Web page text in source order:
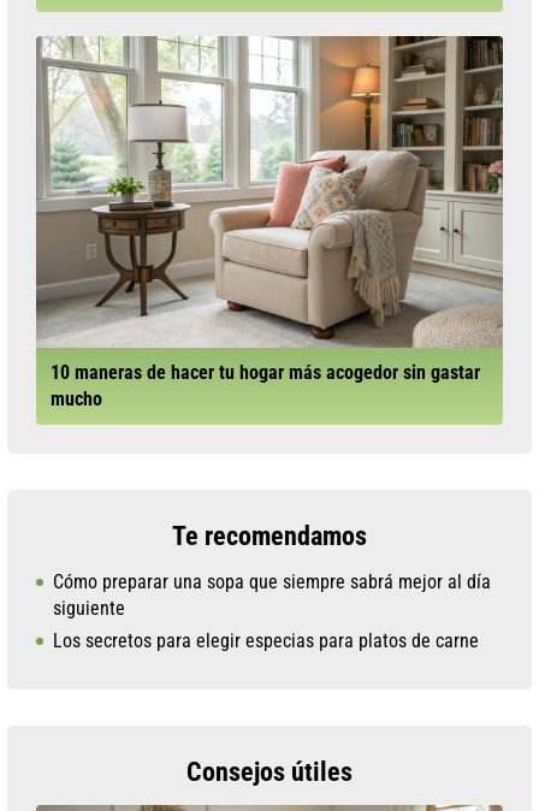
10 maneras de hacer tu hogar más acogedor sin gastar
mucho
Te recomendamos
Cómo preparar una sopa que siempre sabrá mejor al día
siguiente
Los secretos para elegir especias para platos de carne
Consejos útiles